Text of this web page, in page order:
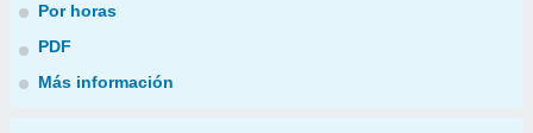
Por horas
PDF
Más información